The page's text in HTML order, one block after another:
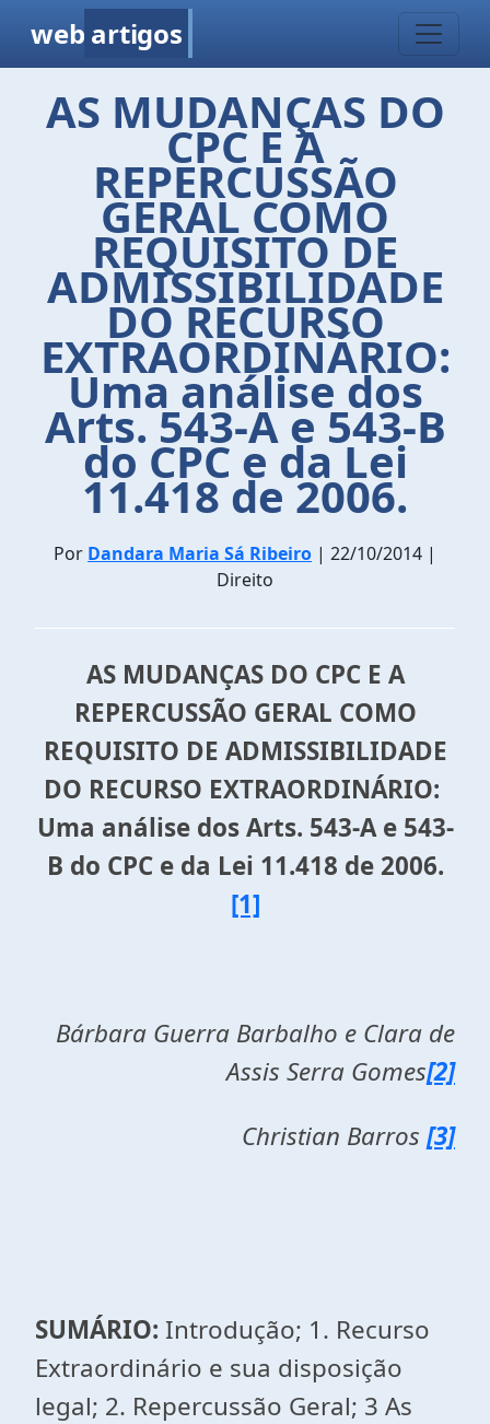
web artigos
AS MUDANÇAS DO
CPC E A
REPERCUSSÃO
GERAL COMO
REQUISITO DE
ADMISSIBILIDADE
DO RECURSO
EXTRAORDINÁRIO:
Uma análise dos
Arts. 543-A e 543-B
do CPC e da Lei
11.418 de 2006.
Por Dandara Maria Sá Ribeiro | 22/10/2014 |
Direito
AS MUDANÇAS DO CPC E A
REPERCUSSÃO GERAL COMO
REQUISITO DE ADMISSIBILIDADE
DO RECURSO EXTRAORDINÁRIO:
Uma análise dos Arts. 543-A e 543-
B do CPC e da Lei 11.418 de 2006.
[1]
Bárbara Guerra Barbalho e Clara de
Assis Serra Gomes[2]
Christian Barros [3]
SUMÁRIO: Introdução; 1. Recurso
Extraordinário e sua disposição
legal; 2. Repercussão Geral; 3 As